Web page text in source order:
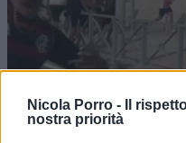
Nicola Porro -
Il
nostra priorità